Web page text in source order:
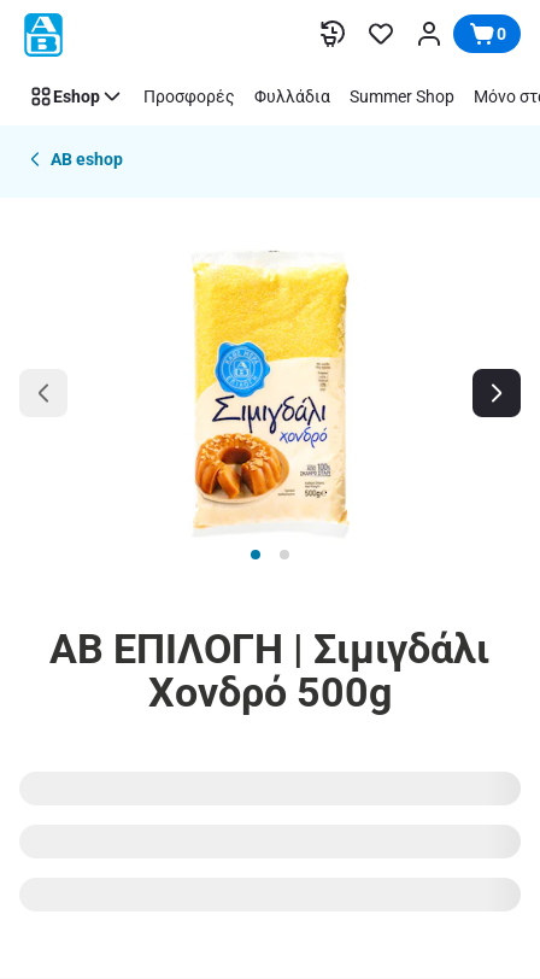
Παράλειψη 0
Eshop Προσφορές Φυλλάδια Summer Shop Μόνο
AB eshop
ΑΒ ΕΠΙΛΟΓΗ | Σιμιγδάλι
Χονδρό 500g